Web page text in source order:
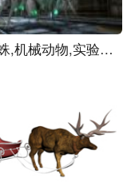
机械蜘蛛,机械动物,实验室..